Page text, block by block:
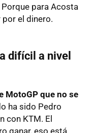
para Acosta
por el dinero.
difícil a nivel
MotoGP que no se
ha sido Pedro
con KTM. El
ganar, eso está